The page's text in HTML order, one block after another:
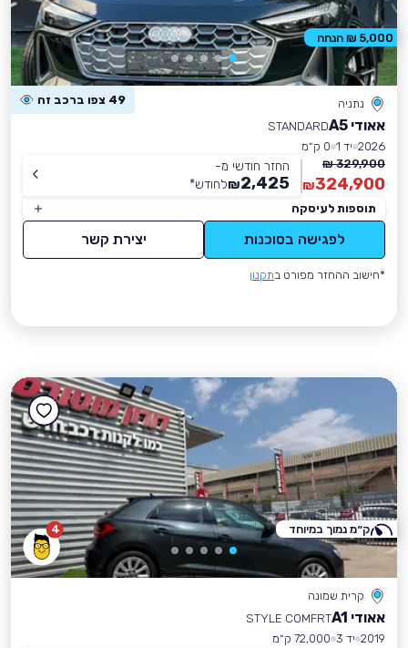
נתניה 49 צפו ברכב זה
אאודי A5
STANDARD
2026 יד 1
0 ק״מ
329,900 ₪
324,900
₪
החזר חודשי מ-
2,425
₪לחודש*
תוספות לעיסקה
לפגישה בסוכנות יצירת קשר
*חישוב ההחזר מפורט בתקנון
5,000 ₪ הנחה
4
קרית שמונה
אאודי A1
STYLE COMFRT
2019 יד 3
72,000 ק״מ
ק״מ נמוך במיוחד